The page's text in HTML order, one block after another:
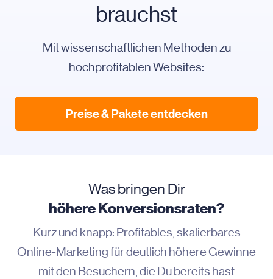
brauchst
Mit wissenschaftlichen Methoden zu
hochprofitablen Websites:
Preise & Pakete entdecken
Was bringen Dir
höhere Konversionsraten?
Kurz und knapp: Profitables, skalierbares
Online-Marketing für deutlich höhere Gewinne
mit den Besuchern, die Du bereits hast